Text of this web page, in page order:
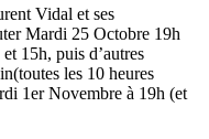
Vidal et ses
Mardi 25 Octobre 19h
15h, puis d’autres
les 10 heures
1er Novembre à 19h (et